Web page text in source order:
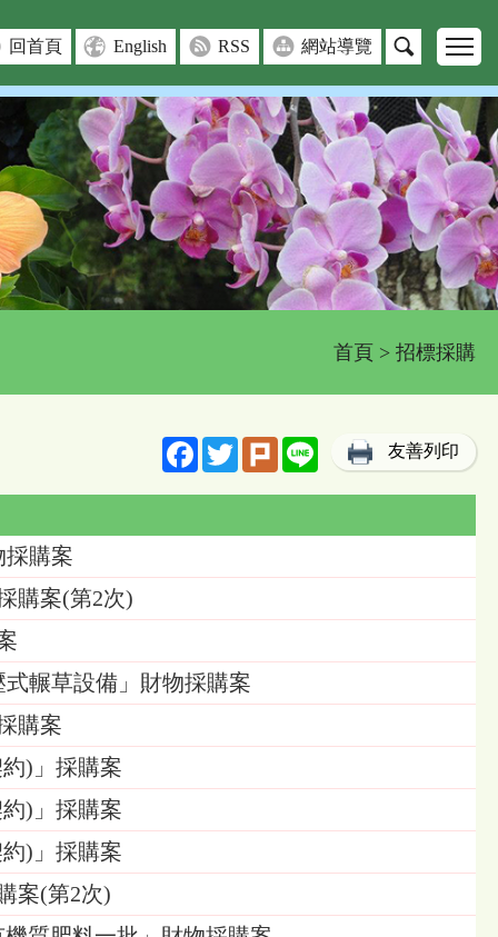
回首頁 English RSS 網站導覽
首頁 > 招標採購
FacebookTwitterPlurk Line 友善列印
採購案
購案(第2次)
輾草設備」財物採購案
購案
)」採購案
)」採購案
)」採購案
案(第2次)